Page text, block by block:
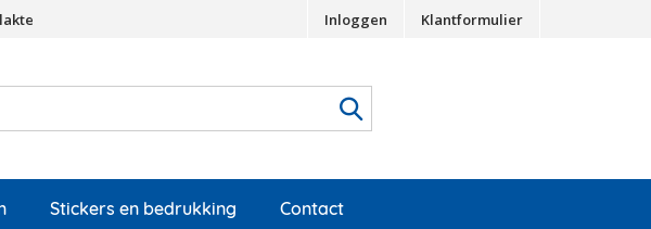
Inloggen Klantformulier
Stickers en bedrukking Contact